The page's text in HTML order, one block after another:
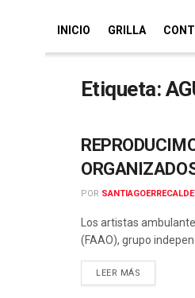
INICIO GRILLA
Etiqueta:
NOTICIAS
POR SANTIAGOERRECALDE
Los artistas
(FAAO), grupo
LEER MÁS